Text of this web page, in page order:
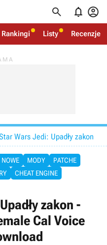
  
Rankingi Listy Recenzje
Wars Jedi: Upadły zakon
NOWE MODY
PATCHE
CHEAT ENGINE
zakon -
Cal Voice